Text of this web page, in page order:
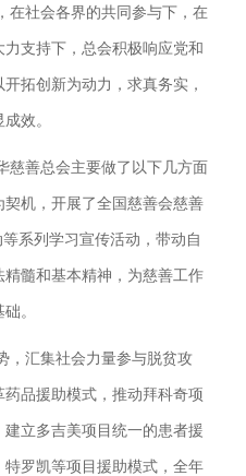
在社会各界的共同参与下，在
支持下，总会积极响应党和
拓创新为动力，求真务实，
效。
慈善总会主要做了以下几方面
机，开展了全国慈善会慈善
系列学习宣传活动，带动自
髓和基本精神，为慈善工作
。
，汇集社会力量参与脱贫攻
品援助模式，推动拜科奇项
立多吉美项目统一的患者援
罗凯等项目援助模式，全年